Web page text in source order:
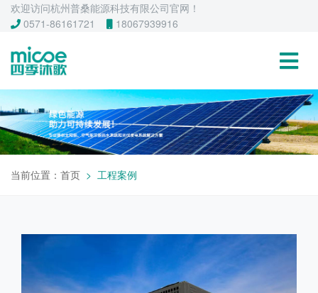
欢迎访问杭州普桑能源科技有限公司官网！
0571-86161721
18067939916
当前位置： 首页 工程案例